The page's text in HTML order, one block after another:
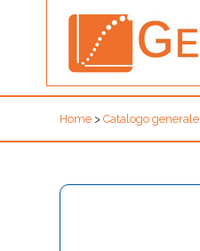
Home > Catalogo generale